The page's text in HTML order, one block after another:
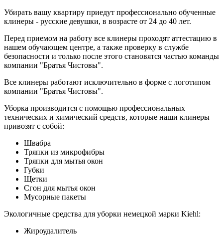
Убирать вашу квартиру приедут профессионально обученные
клинеры - русские девушки, в возрасте от 24 до 40 лет.
Перед приемом на работу все клинеры проходят аттестацию в
нашем обучающем центре, а также проверку в службе
безопасности и только после этого становятся частью команды
компании "Братья Чистовы".
Все клинеры работают исключительно в форме с логотипом
компании "Братья Чистовы".
Уборка производится с помощью профессиональных
технических и химический средств, которые наши клинеры
привозят с собой:
Швабра
Тряпки из микрофибры
Тряпки для мытья окон
Губки
Щетки
Сгон для мытья окон
Мусорные пакеты
Экологичные средства для уборки немецкой марки Kiehl:
Жироудалитель